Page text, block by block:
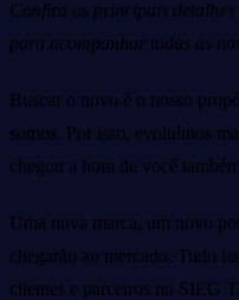
Confira os principais
para acompanhar todas as
Buscar o novo é o nosso
somos. Por isso, evoluímos
chegou a hora de você
Uma nova marca, um novo
chegarão ao mercado. Tudo
clientes e parceiros no SIEG